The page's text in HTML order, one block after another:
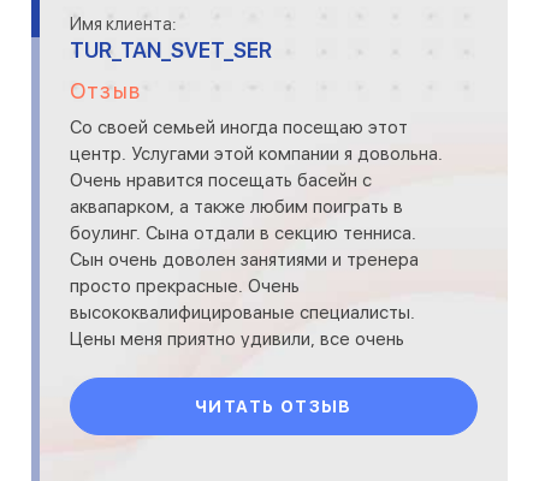
Имя клиента:
TUR_TAN_SVET_SER
Отзыв
Со своей семьей иногда посещаю этот
центр. Услугами этой компании я довольна.
Очень нравится посещать басейн с
аквапарком, а также любим поиграть в
боулинг. Сына отдали в секцию тенниса.
Сын очень доволен занятиями и тренера
просто прекрасные. Очень
высококвалифицированые специалисты.
Цены меня приятно удивили, все очень
ЧИТАТЬ ОТЗЫВ